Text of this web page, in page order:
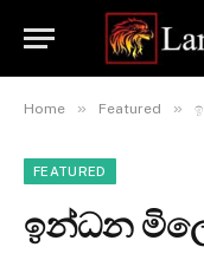
Home » Featured »
FEATURED
ඉන්ධන